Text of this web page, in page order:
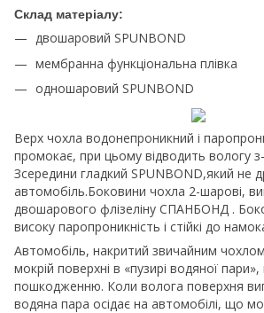
Склад матеріалу:
двошаровий SPUNBOND
мембранна функціональна плівка
одношаровий SPUNBOND
Верх чохла водонепроникний і
промокає, при цьому відводить вологу
Зсередини гладкий SPUNBOND,який не
автомобіль.Боковини чохла 2-шарові,
двошарового флізеліну СПАНБОНД .
високу паропроникність і стійкі до
Автомобіль, накритий звичайним
мокрій поверхні в «пузирі водяної пари»,
пошкодженню. Коли волога поверхня
водяна пара осідає на автомобілі, що